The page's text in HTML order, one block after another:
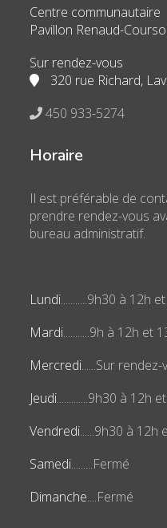
Centre communautaire
Pavillon Renaud-Coursol
Sur rendez-vous
320 rue Richard,
450 933-5274
Horaire
Il est préférable de
prendre rendez-vous
bureau administratif.
Lundi...........9h30 à 12h
Mardi...........9h à 12h et
Mercredi......Sur
Jeudi.............9h30 à 12h
Vendredi......9h30 à 12h
Samedi.........Fermé
Dimanche....Fermé